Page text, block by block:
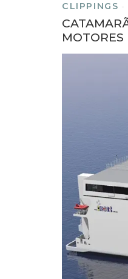
CLIPPINGS -
MOTORES